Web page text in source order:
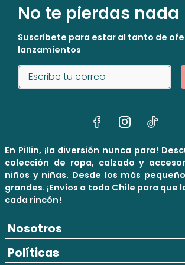
No te pierdas nada
Suscríbete para estar al tanto de
lanzamientos
En Pillin, ¡la diversión nunca para!
colección de ropa, calzado y
niños y niñas. Desde los más
grandes. ¡Envíos a todo Chile para que
cada rincón!
Nosotros
Políticas